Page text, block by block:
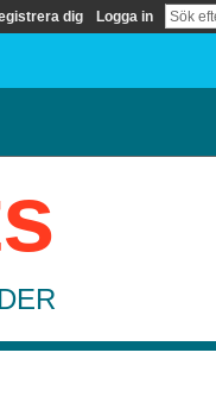
dig Logga in